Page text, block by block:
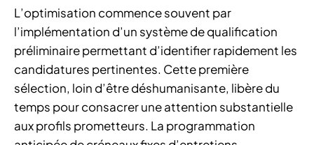
L’optimisation commence souvent par
l’implémentation d’un système de qualification
préliminaire permettant d’identifier rapidement les
candidatures pertinentes. Cette première
sélection, loin d’être déshumanisante, libère du
temps pour consacrer une attention substantielle
aux profils prometteurs. La programmation